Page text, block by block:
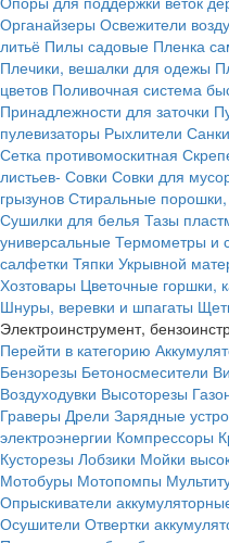
Органайзеры Освежители
литьё Пилы садовые Пленка
Плечики, вешалки для одежы
цветов Поливочная система
Принадлежности для заточки
пулевизаторы Рыхлители Санки
Сетка противомоскитная
листьев- Совки Совки для
грызунов Стиральные
Сушилки для белья Тазы
универсальные Термометры и
салфетки Тяпки Укрывной
Хозтовары Цветочные горшки,
Шнуры, веревки и шпагаты
Электроинструмент,
Перейти в категорию
Бензорезы Бетоносмесители
Воздуходувки Высоторезы
Граверы Дрели Зарядные
электроэнергии Компрессоры
Кусторезы Лобзики Мойки
Мотобуры Мотопомпы
Опрыскиватели
Осушители Отвертки